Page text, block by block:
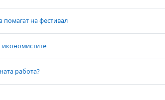
помагат на фестивал
работа?